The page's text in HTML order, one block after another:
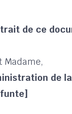
de ce
Madame,
de